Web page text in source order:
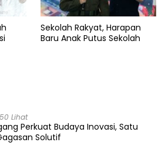
Sekolah Rakyat, Harapan
Baru Anak Putus Sekolah
Lihat
Perkuat Budaya Inovasi, Satu
Solutif